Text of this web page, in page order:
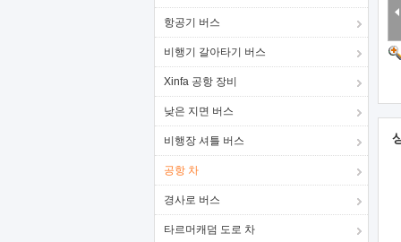
항공기 버스
비행기 갈아타기 버스
Xinfa 공항 장비
낮은 지면 버스
비행장 셔틀 버스
공항 차
경사로 버스
타르머캐덤 도로 차